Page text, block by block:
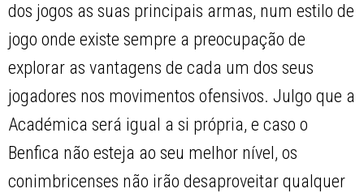
dos jogos as suas principais armas, num estilo de
jogo onde existe sempre a preocupação de
explorar as vantagens de cada um dos seus
jogadores nos movimentos ofensivos. Julgo que a
Académica será igual a si própria, e caso o
Benfica não esteja ao seu melhor nível, os
conimbricenses não irão desaproveitar qualquer